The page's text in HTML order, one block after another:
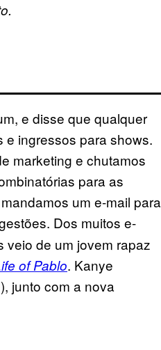
e disse que qualquer
e ingressos para shows.
marketing e chutamos
para as
um e-mail para
Dos muitos e-
veio de um jovem rapaz
of Pablo. Kanye
junto com a nova